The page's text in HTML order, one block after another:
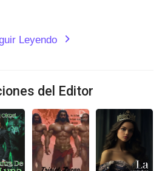
Leyendo expand_more
del Editor